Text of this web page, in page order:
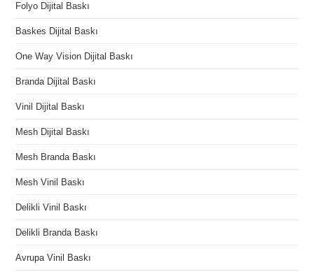
Folyo Dijital Baskı
Baskes Dijital Baskı
One Way Vision Dijital Baskı
Branda Dijital Baskı
Vinil Dijital Baskı
Mesh Dijital Baskı
Mesh Branda Baskı
Mesh Vinil Baskı
Delikli Vinil Baskı
Delikli Branda Baskı
Avrupa Vinil Baskı